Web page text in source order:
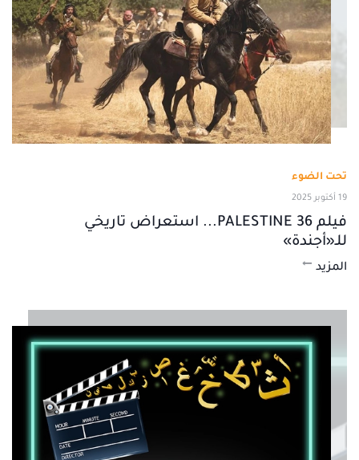
تحت الضوء
19 أكتوبر 2025
فيلم PALESTINE 36... استعراض تاريخي
للـ«أجندة»
المزيد